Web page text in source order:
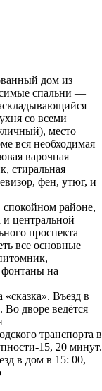
дом из
спальни —
со всеми
место
вся необходимая
варочная
стиральная
фен, утюг, и
районе,
и центральной
проспекта
все основные
на
Въезд в
Во дворе ведётся
транспорта в
15, 20 минут.
в дом в 15: 00,